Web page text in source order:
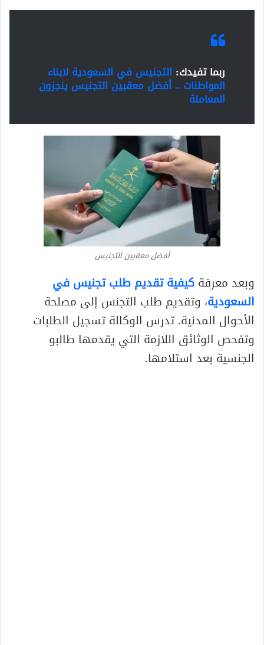
ربما تفيدك: التجنيس في السعودية لابناء
المواطنات .. أفضل معقبين التجنيس ينجزون
المعاملة
أفضل معقبين التجنيس
وبعد معرفةكيفية تقديم طلب تجنيس في
السعودية، وتقديم طلب التجنس إلى مصلحة
الأحوال المدنية. تدرس الوكالة تسجيل الطلبات
وتفحص الوثائق اللازمة التي يقدمها طالبو
الجنسية بعد استلامها.